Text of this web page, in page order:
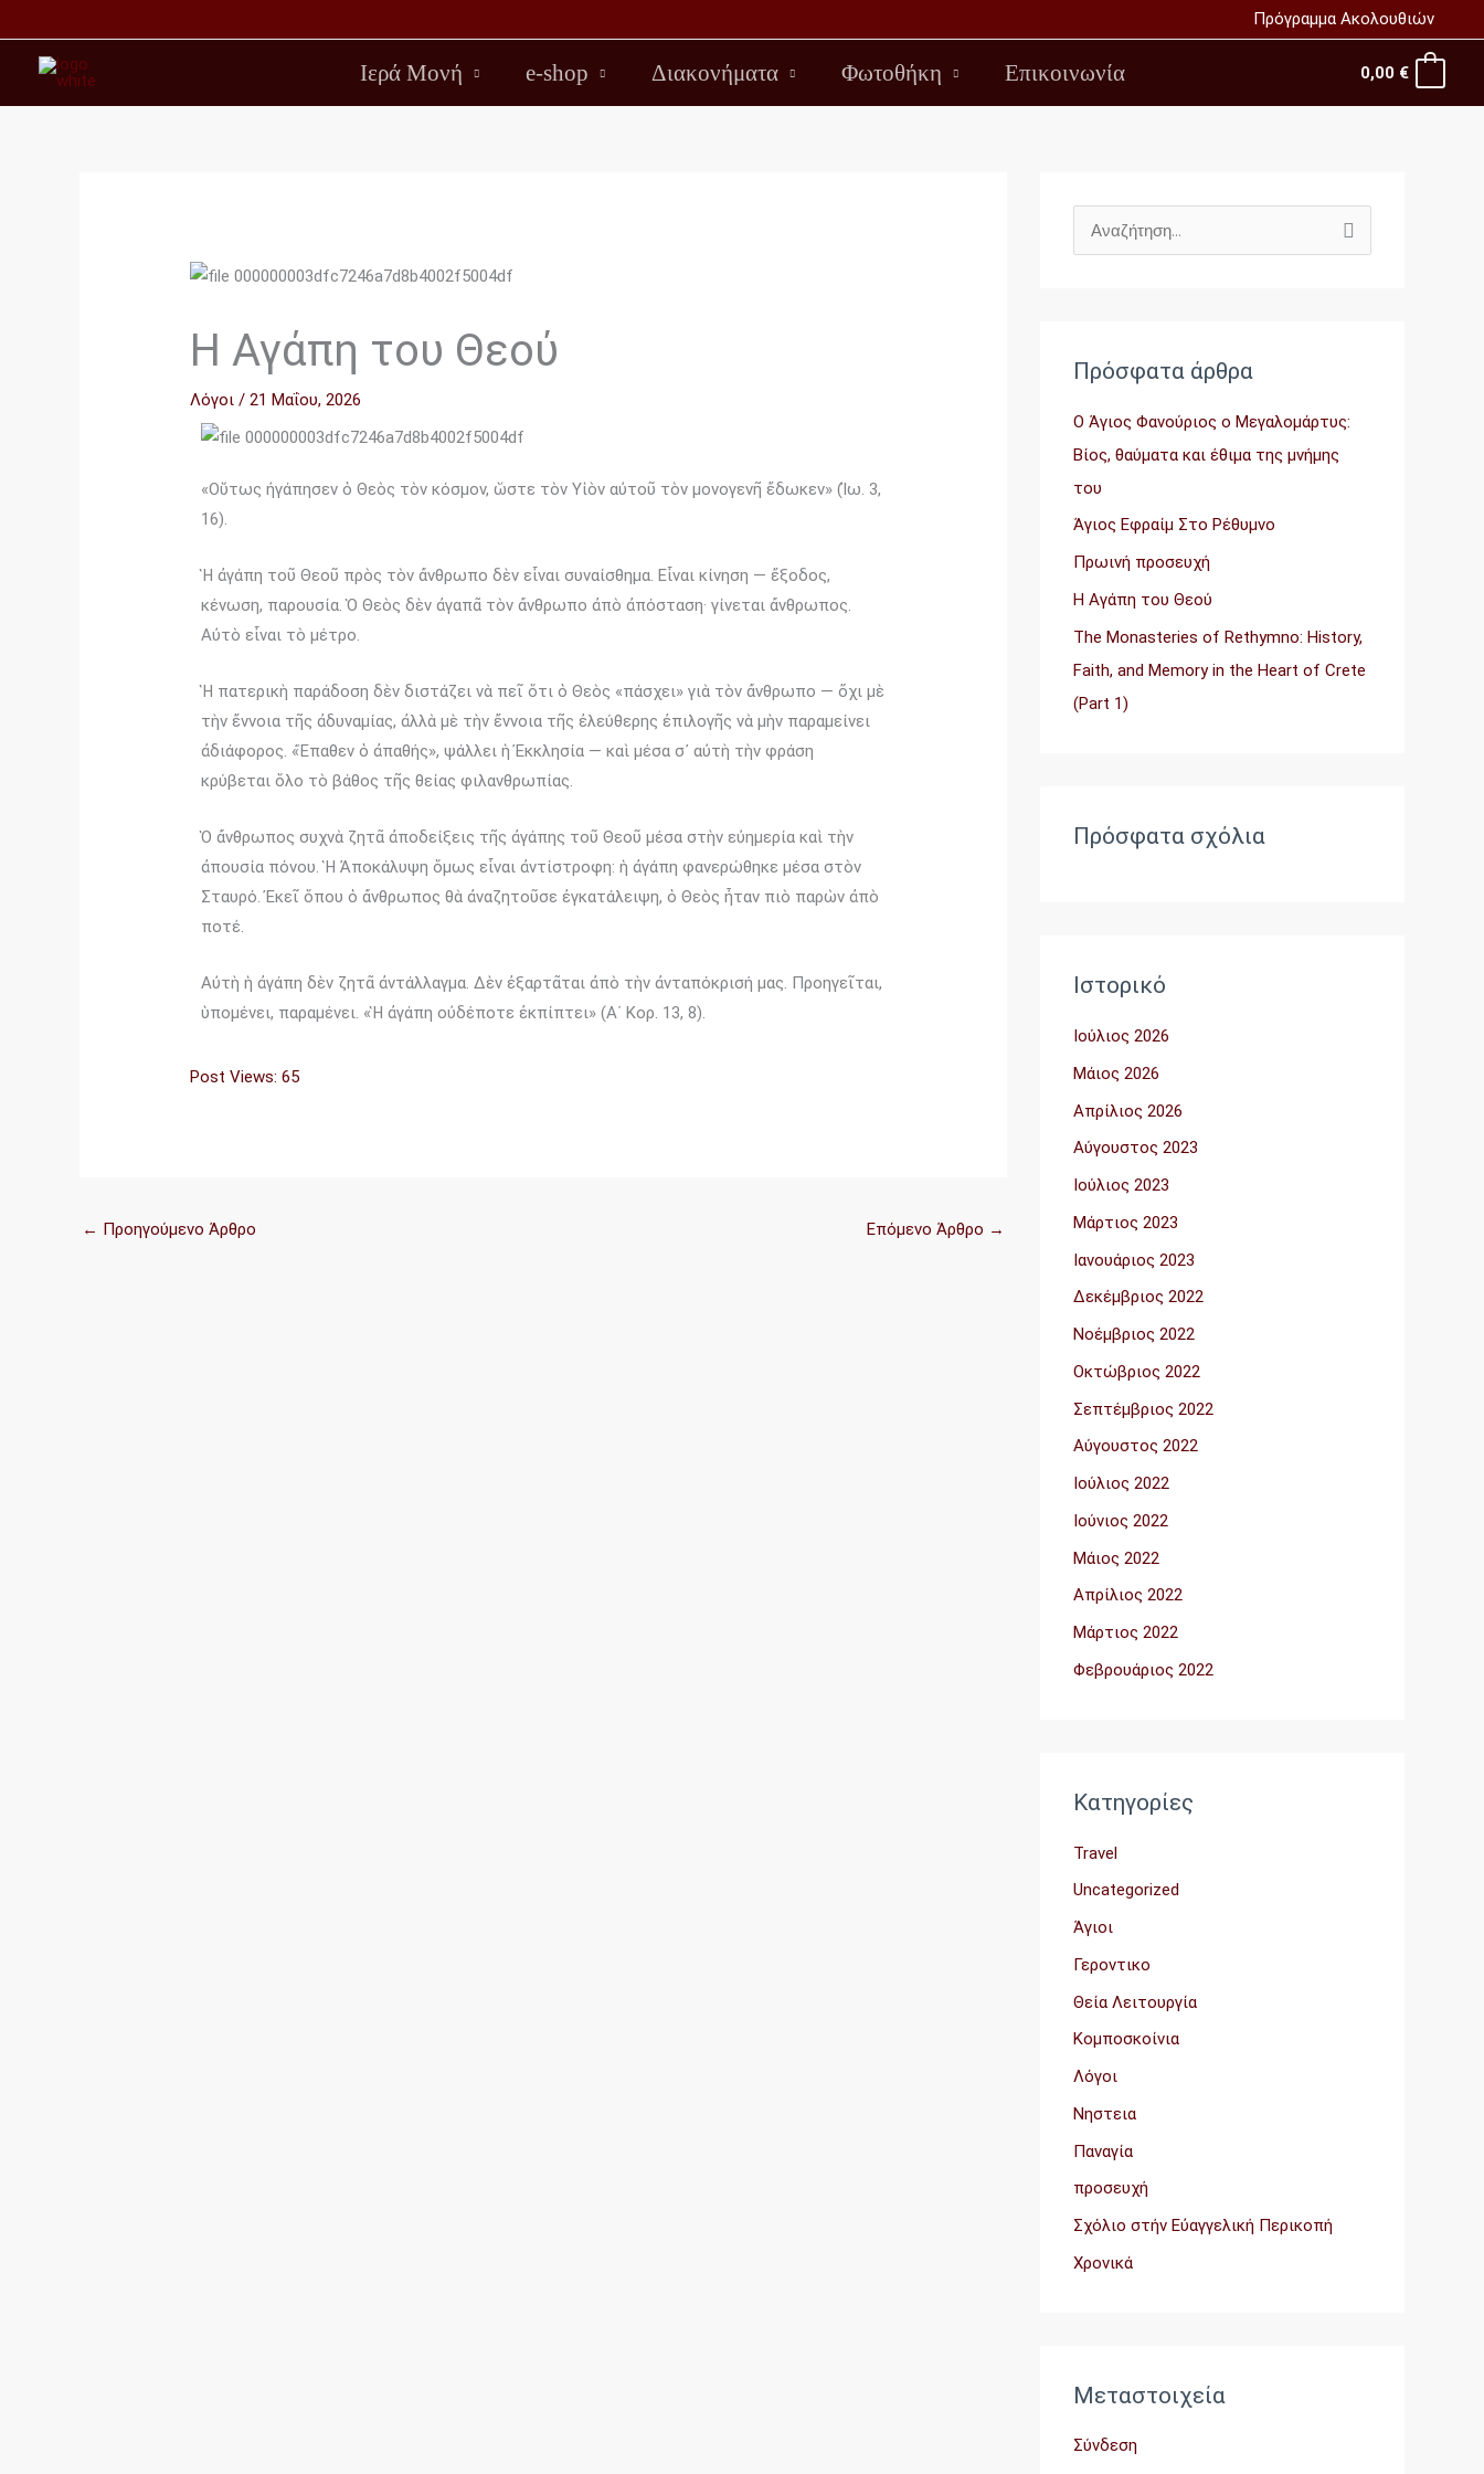
στο
περιεχόμενο
Πρόγραμμα Ακολουθιών
Ιερά Μονή e-shop Διακονήματα Φωτοθήκη Επικοινωνία 0,00 €
Η Αγάπη του Θεού
Λόγοι /21 Μαΐου, 2026
«Οὕτως ἠγάπησεν ὁ Θεὸς τὸν κόσμον, ὥστε τὸν Υἱὸν αὐτοῦ τὸν μονογενῆ ἔδωκεν» (Ἰω. 3,
16).
Ἡ ἀγάπη τοῦ Θεοῦ πρὸς τὸν ἄνθρωπο δὲν εἶναι συναίσθημα. Εἶναι κίνηση — ἔξοδος,
κένωση, παρουσία. Ὁ Θεὸς δὲν ἀγαπᾶ τὸν ἄνθρωπο ἀπὸ ἀπόσταση· γίνεται ἄνθρωπος.
Αὐτὸ εἶναι τὸ μέτρο.
Ἡ πατερικὴ παράδοση δὲν διστάζει νὰ πεῖ ὅτι ὁ Θεὸς «πάσχει» γιὰ τὸν ἄνθρωπο — ὄχι μὲ
τὴν ἔννοια τῆς ἀδυναμίας, ἀλλὰ μὲ τὴν ἔννοια τῆς ἐλεύθερης ἐπιλογῆς νὰ μὴν παραμείνει
ἀδιάφορος. «Ἔπαθεν ὁ ἀπαθής», ψάλλει ἡ Ἐκκλησία — καὶ μέσα σ᾽ αὐτὴ τὴν φράση
κρύβεται ὅλο τὸ βάθος τῆς θείας φιλανθρωπίας.
Ὁ ἄνθρωπος συχνὰ ζητᾶ ἀποδείξεις τῆς ἀγάπης τοῦ Θεοῦ μέσα στὴν εὐημερία καὶ τὴν
ἀπουσία πόνου. Ἡ Ἀποκάλυψη ὅμως εἶναι ἀντίστροφη: ἡ ἀγάπη φανερώθηκε μέσα στὸν
Σταυρό. Ἐκεῖ ὅπου ὁ ἄνθρωπος θὰ ἀναζητοῦσε ἐγκατάλειψη, ὁ Θεὸς ἦταν πιὸ παρὼν ἀπὸ
ποτέ.
Αὐτὴ ἡ ἀγάπη δὲν ζητᾶ ἀντάλλαγμα. Δὲν ἐξαρτᾶται ἀπὸ τὴν ἀνταπόκρισή μας. Προηγεῖται,
ὑπομένει, παραμένει. «Ἡ ἀγάπη οὐδέποτε ἐκπίπτει» (Α΄ Κορ. 13, 8).
Post Views: 65
← Προηγούμενο Άρθρο Επόμενο Άρθρο →
ή
γ
ι
α
:
Πρόσφατα άρθρα
Ο Άγιος Φανούριος ο Μεγαλομάρτυς:
Βίος, θαύματα και έθιμα της μνήμης
του
Άγιος Εφραίμ Στο Ρέθυμνο
Πρωινή προσευχή
Η Αγάπη του Θεού
The Monasteries of Rethymno: History,
Faith, and Memory in the Heart of Crete
(Part 1)
Πρόσφατα σχόλια
Ιστορικό
Ιούλιος 2026
Μάιος 2026
Απρίλιος 2026
Αύγουστος 2023
Ιούλιος 2023
Μάρτιος 2023
Ιανουάριος 2023
Δεκέμβριος 2022
Νοέμβριος 2022
Οκτώβριος 2022
Σεπτέμβριος 2022
Αύγουστος 2022
Ιούλιος 2022
Ιούνιος 2022
Μάιος 2022
Απρίλιος 2022
Μάρτιος 2022
Φεβρουάριος 2022
Kατηγορίες
Travel
Uncategorized
Άγιοι
Γεροντικο
Θεία Λειτουργία
Κομποσκοίνια
Λόγοι
Νηστεια
Παναγία
προσευχή
Σχόλιο στήν Εὐαγγελική Περικοπή
Χρονικά
Μεταστοιχεία
Σύνδεση